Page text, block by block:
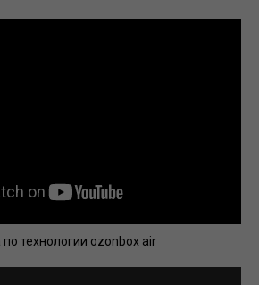
технологии ozonbox air